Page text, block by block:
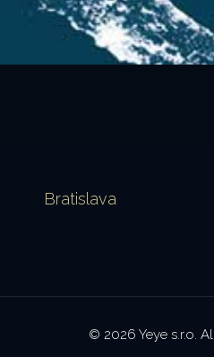
Bratislava
© 2026 Yeye s.r.o.